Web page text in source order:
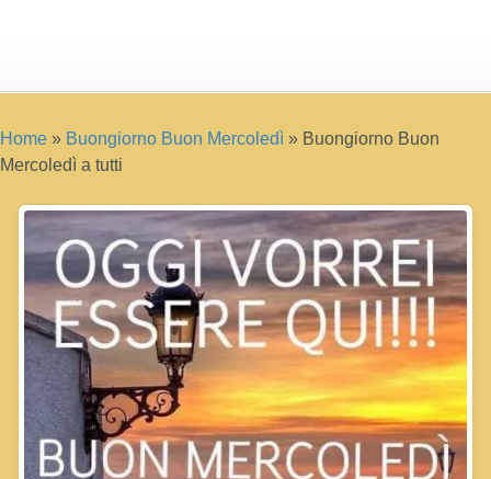
Home » Buongiorno Buon Mercoledì » Buongiorno Buon
Mercoledì a tutti